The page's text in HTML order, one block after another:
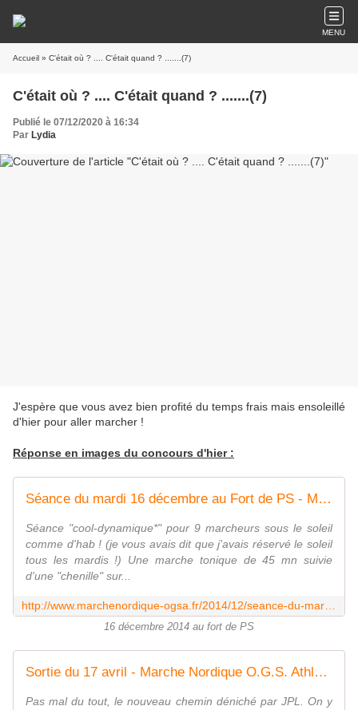
MENU
Accueil » C'était où ? .... C'était quand ? .......(7)
C'était où ? .... C'était quand ? .......(7)
Publié le 07/12/2020 à 16:34
Par Lydia
J'espère que vous avez bien profité du temps frais mais ensoleillé
d'hier pour aller marcher !
Réponse en images du concours d'hier :
Séance du mardi 16 décembre au Fort de PS - Marche Nordique O.G.S. Athlétisme
Séance "cool-dynamique*" pour 9 marcheurs sous le soleil
comme d'hab ! (je vous avais dit que j'avais réservé le soleil
tous les mardis !) Une marche tonique de 45 mn suivie
d'une "chenille" sur...
16 décembre 2014 au fort de PS
Sortie du 17 avril - Marche Nordique O.G.S. Athlétisme
Pas mal du tout, le nouveau chemin déniché par JPL. On y